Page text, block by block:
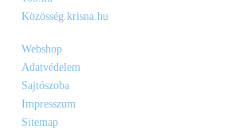
Közösség.krisna.hu
Webshop
Adatvédelem
Sajtószoba
Impresszum
Sitemap